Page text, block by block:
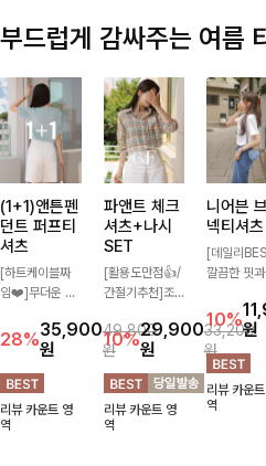
부드럽게 감싸주는 여름
(1+1)앤튼펜
던트 퍼프티
셔츠
[하트케이블짜
임❤️]무더운 여
낭만같은 티셔츠
소재감에서 주는
포인트와 금장으
로 고급스러움도
놓치지 말아요♥
28%35,900
원
49,800
원
리뷰 카운트 영
역
파앤트 체크
셔츠+나시
SET
[활용도만점👍/
간절기추천]조
색으로 감각적이
면서 단독부터
세트까지 활용도
높게 즐기는 셔
츠+나시 SET!
캐주얼한 감성으
10%29,900
원
33,200
원
리뷰 카운트 영
역
니어븐
넥티셔츠
[데일리
깔끔한 핏과
소재로 밋
없이 착용 가
하며 심플하
입어도 좋고
이어드해서
도 좋은 데일
10%원
리뷰 카운
역